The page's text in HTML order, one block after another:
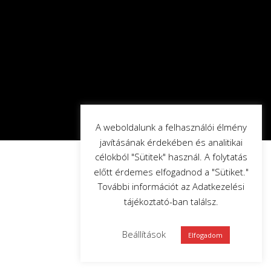
A weboldalunk a felhasználói élmény
javításának érdekében és analitikai
célokból "Sütitek" használ. A folytatás
előtt érdemes elfogadnod a "Sütiket."
További információt az Adatkezelési
tájékoztató-ban találsz.
Beállítások Elfogadom